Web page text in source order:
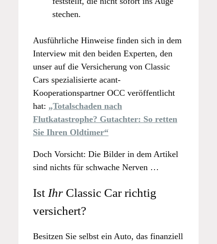
stechen.
Ausführliche Hinweise finden sich in dem
Interview mit den beiden Experten, den
unser auf die Versicherung von Classic
Cars spezialisierte acant-
Kooperationspartner OCC veröffentlicht
hat: „Totalschaden nach
Flutkatastrophe? Gutachter: So retten
Sie Ihren Oldtimer“
Doch Vorsicht: Die Bilder in dem Artikel
sind nichts für schwache Nerven …
Ist Ihr Classic Car richtig
versichert?
Besitzen Sie selbst ein Auto, das finanziell